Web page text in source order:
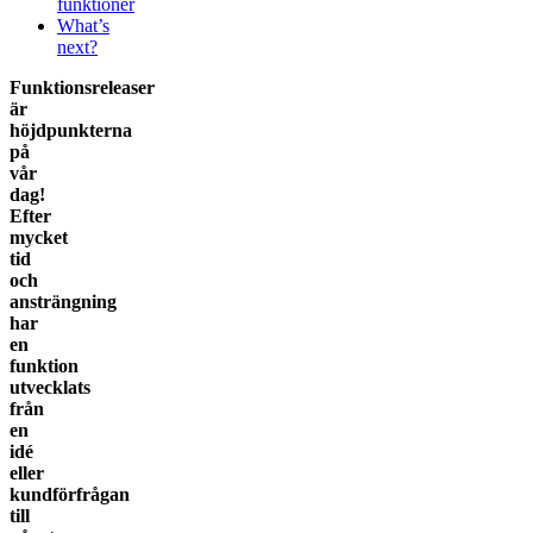
What’s
next?
Funktionsreleaser
är
höjdpunkterna
på
vår
dag!
Efter
mycket
tid
och
ansträngning
har
en
funktion
utvecklats
från
en
idé
eller
kundförfrågan
till